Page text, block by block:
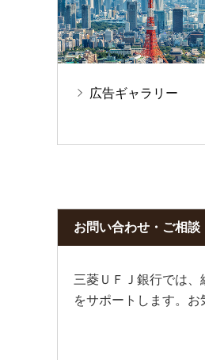
広告ギャラリー
お問い合わせ・ご相談
三菱ＵＦＪ銀行では
をサポートします。お